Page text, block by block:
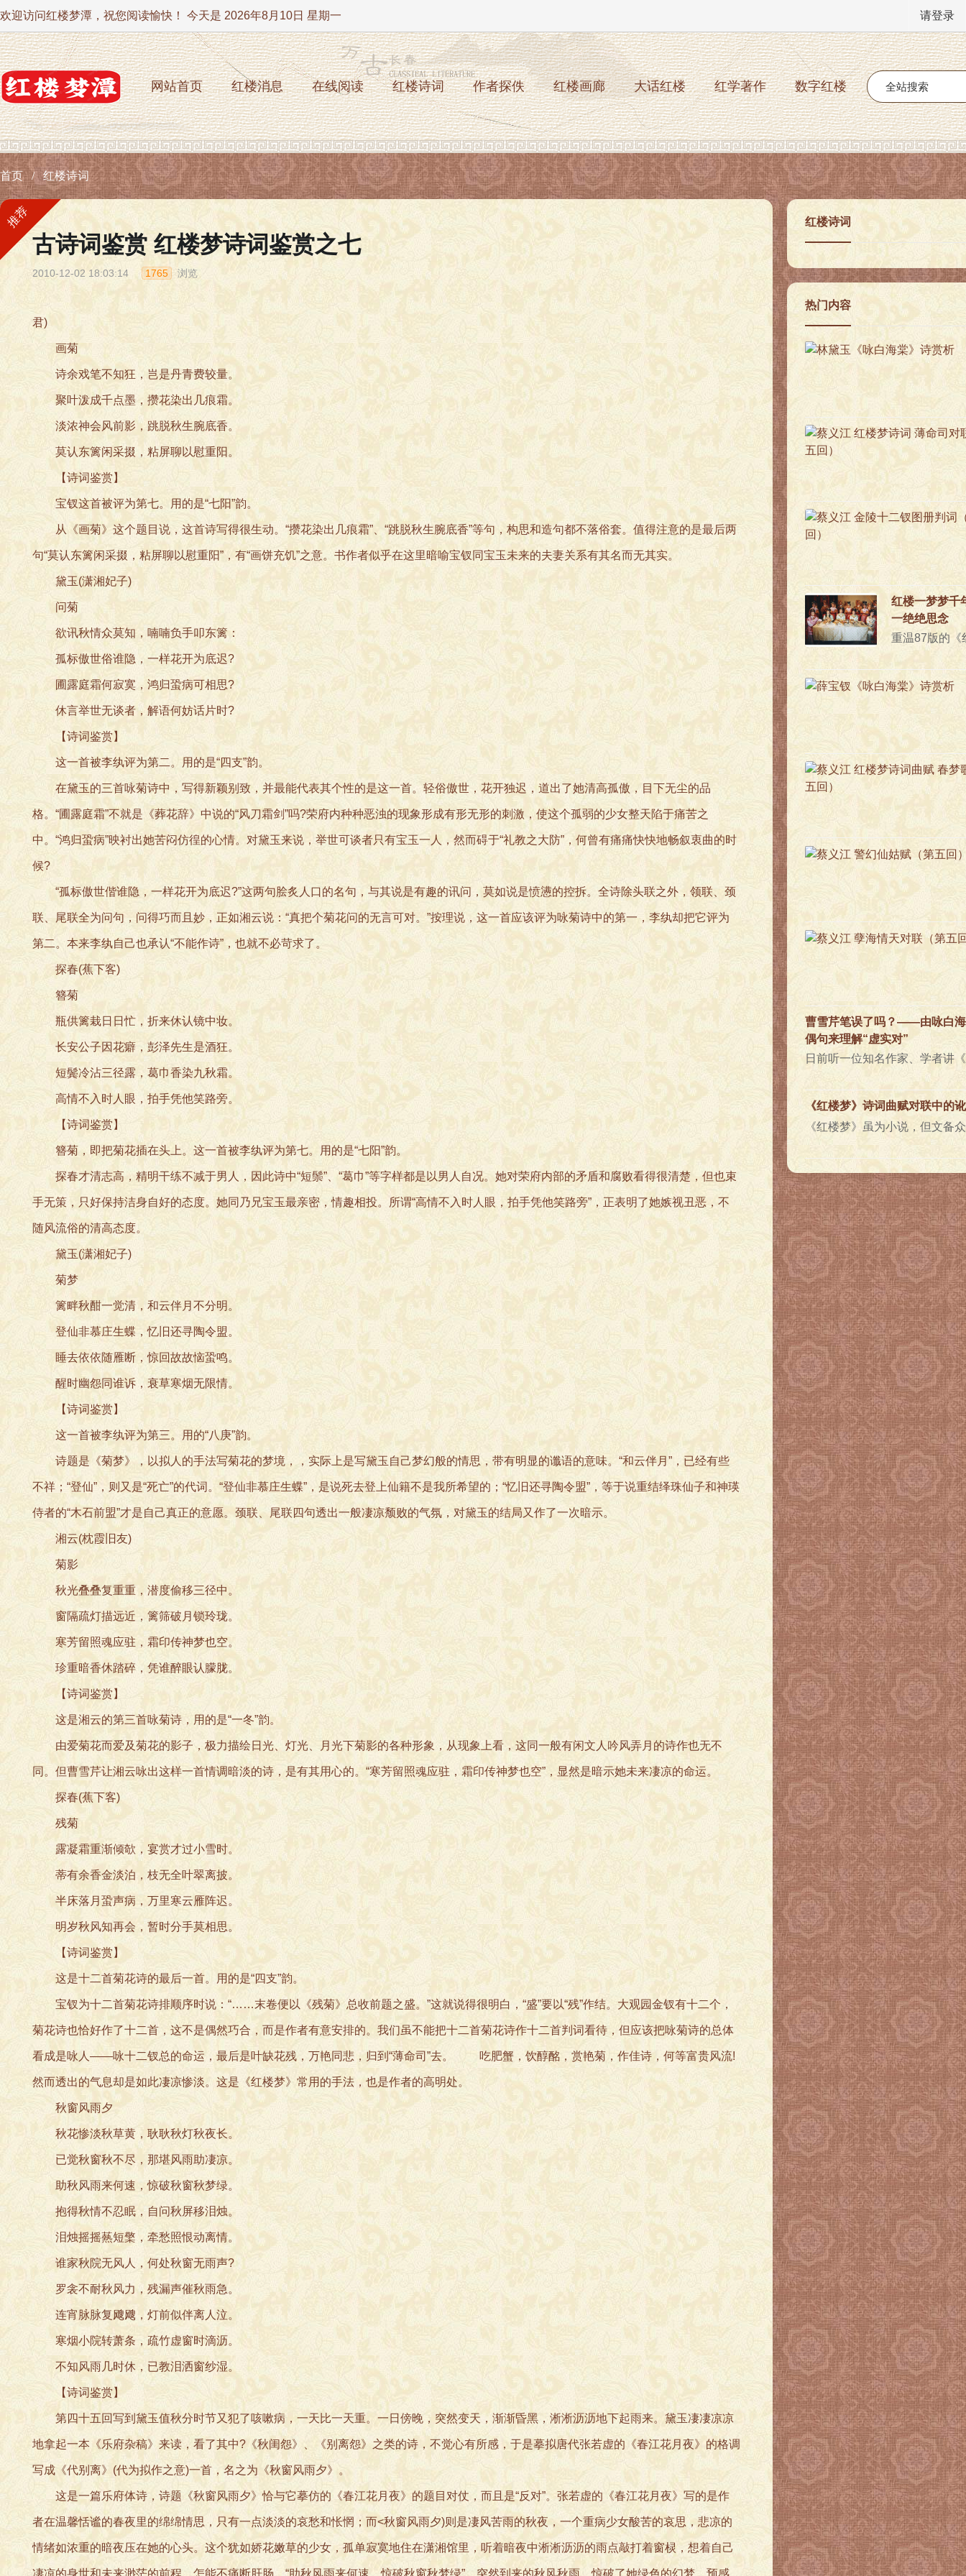
欢迎访问红楼梦潭，祝您阅读愉快！ 今天是 2026年8月10日 星期一 请登录
网站首页 红楼消息 在线阅读 红楼诗词 作者探佚 红楼画廊 大话红楼 红学著作 数字红楼
首页 红楼诗词
推荐
古诗词鉴赏 红楼梦诗词鉴赏之七
2010-12-02 18:03:14 1765 浏览
君)
画菊
诗余戏笔不知狂，岂是丹青费较量。
聚叶泼成千点墨，攒花染出几痕霜。
淡浓神会风前影，跳脱秋生腕底香。
莫认东篱闲采掇，粘屏聊以慰重阳。
【诗词鉴赏】
宝钗这首被评为第七。用的是“七阳”韵。
从《画菊》这个题目说，这首诗写得很生动。“攒花染出几痕霜”、“跳脱秋生腕底香”等句，构思和造句都不落俗套。值得注意的是最后两
句“莫认东篱闲采掇，粘屏聊以慰重阳”，有“画饼充饥”之意。书作者似乎在这里暗喻宝钗同宝玉未来的夫妻关系有其名而无其实。
黛玉(潇湘妃子)
问菊
欲讯秋情众莫知，喃喃负手叩东篱：
孤标傲世俗谁隐，一样花开为底迟?
圃露庭霜何寂寞，鸿归蛩病可相思?
休言举世无谈者，解语何妨话片时?
【诗词鉴赏】
这一首被李纨评为第二。用的是“四支”韵。
在黛玉的三首咏菊诗中，写得新颖别致，并最能代表其个性的是这一首。轻俗傲世，花开独迟，道出了她清高孤傲，目下无尘的品
格。“圃露庭霜”不就是《葬花辞》中说的“风刀霜剑”吗?荣府内种种恶浊的现象形成有形无形的刺激，使这个孤弱的少女整天陷于痛苦之
中。“鸿归蛩病”映衬出她苦闷仿徨的心情。对黛玉来说，举世可谈者只有宝玉一人，然而碍于“礼教之大防”，何曾有痛痛快快地畅叙衷曲的时
候?
“孤标傲世偕谁隐，一样花开为底迟?”这两句脍炙人口的名句，与其说是有趣的讯问，莫如说是愤懑的控拆。全诗除头联之外，领联、颈
联、尾联全为问句，问得巧而且妙，正如湘云说：“真把个菊花问的无言可对。”按理说，这一首应该评为咏菊诗中的第一，李纨却把它评为
第二。本来李纨自己也承认“不能作诗”，也就不必苛求了。
探春(蕉下客)
簪菊
瓶供篱栽日日忙，折来休认镜中妆。
长安公子因花癖，彭泽先生是酒狂。
短鬓冷沾三径露，葛巾香染九秋霜。
高情不入时人眼，拍手凭他笑路旁。
【诗词鉴赏】
簪菊，即把菊花插在头上。这一首被李纨评为第七。用的是“七阳”韵。
探春才清志高，精明干练不减于男人，因此诗中“短鬃”、“葛巾”等字样都是以男人自况。她对荣府内部的矛盾和腐败看得很清楚，但也束
手无策，只好保持洁身自好的态度。她同乃兄宝玉最亲密，情趣相投。所谓“高情不入时人眼，拍手凭他笑路旁”，正表明了她嫉视丑恶，不
随风流俗的清高态度。
黛玉(潇湘妃子)
菊梦
篱畔秋酣一觉清，和云伴月不分明。
登仙非慕庄生蝶，忆旧还寻陶令盟。
睡去依依随雁断，惊回故故恼蛩鸣。
醒时幽怨同谁诉，衰草寒烟无限情。
【诗词鉴赏】
这一首被李纨评为第三。用的“八庚”韵。
诗题是《菊梦》，以拟人的手法写菊花的梦境，，实际上是写黛玉自己梦幻般的情思，带有明显的谶语的意味。“和云伴月”，已经有些
不祥；“登仙”，则又是“死亡”的代词。“登仙非慕庄生蝶”，是说死去登上仙籍不是我所希望的；“忆旧还寻陶令盟”，等于说重结绎珠仙子和神瑛
侍者的“木石前盟”才是自己真正的意愿。颈联、尾联四句透出一般凄凉颓败的气氛，对黛玉的结局又作了一次暗示。
湘云(枕霞旧友)
菊影
秋光叠叠复重重，潜度偷移三径中。
窗隔疏灯描远近，篱筛破月锁玲珑。
寒芳留照魂应驻，霜印传神梦也空。
珍重暗香休踏碎，凭谁醉眼认朦胧。
【诗词鉴赏】
这是湘云的第三首咏菊诗，用的是“一冬”韵。
由爱菊花而爱及菊花的影子，极力描绘日光、灯光、月光下菊影的各种形象，从现象上看，这同一般有闲文人吟风弄月的诗作也无不
同。但曹雪芹让湘云咏出这样一首情调暗淡的诗，是有其用心的。“寒芳留照魂应驻，霜印传神梦也空”，显然是暗示她未来凄凉的命运。
探春(蕉下客)
残菊
露凝霜重渐倾欹，宴赏才过小雪时。
蒂有余香金淡泊，枝无全叶翠离披。
半床落月蛩声病，万里寒云雁阵迟。
明岁秋风知再会，暂时分手莫相思。
【诗词鉴赏】
这是十二首菊花诗的最后一首。用的是“四支”韵。
宝钗为十二首菊花诗排顺序时说：“……末卷便以《残菊》总收前题之盛。”这就说得很明白，“盛”要以“残”作结。大观园金钗有十二个，
菊花诗也恰好作了十二首，这不是偶然巧合，而是作者有意安排的。我们虽不能把十二首菊花诗作十二首判词看待，但应该把咏菊诗的总体
看成是咏人——咏十二钗总的命运，最后是叶缺花残，万艳同悲，归到“薄命司”去。 吃肥蟹，饮醇酩，赏艳菊，作佳诗，何等富贵风流!
然而透出的气息却是如此凄凉惨淡。这是《红楼梦》常用的手法，也是作者的高明处。
秋窗风雨夕
秋花惨淡秋草黄，耿耿秋灯秋夜长。
已觉秋窗秋不尽，那堪风雨助凄凉。
助秋风雨来何速，惊破秋窗秋梦绿。
抱得秋情不忍眠，自问秋屏移泪烛。
泪烛摇摇爇短檠，牵愁照恨动离情。
谁家秋院无风人，何处秋窗无雨声?
罗衾不耐秋风力，残漏声催秋雨急。
连宵脉脉复飕飕，灯前似伴离人泣。
寒烟小院转萧条，疏竹虚窗时滴沥。
不知风雨几时休，已教泪洒窗纱湿。
【诗词鉴赏】
第四十五回写到黛玉值秋分时节又犯了咳嗽病，一天比一天重。一日傍晚，突然变天，渐渐昏黑，淅淅沥沥地下起雨来。黛玉凄凄凉凉
地拿起一本《乐府杂稿》来读，看了其中?《秋闺怨》、《别离怨》之类的诗，不觉心有所感，于是摹拟唐代张若虚的《春江花月夜》的格调
写成《代别离》(代为拟作之意)一首，名之为《秋窗风雨夕》。
这是一篇乐府体诗，诗题《秋窗风雨夕》恰与它摹仿的《春江花月夜》的题目对仗，而且是“反对”。张若虚的《春江花月夜》写的是作
者在温馨恬谧的春夜里的绵绵情思，只有一点淡淡的哀愁和怅惘；而<秋窗风雨夕)则是凄风苦雨的秋夜，一个重病少女酸苦的哀思，悲凉的
情绪如浓重的暗夜压在她的心头。这个犹如娇花嫩草的少女，孤单寂寞地住在潇湘馆里，听着暗夜中淅淅沥沥的雨点敲打着窗棂，想着自己
凄凉的身世和未来渺茫的前程，怎能不痛断肝肠。“助秋风雨来何速，惊破秋窗秋梦绿”，突然到来的秋风秋雨，惊破了她绿色的幻梦，预感
红楼诗词
热门内容
红楼一梦梦千
一绝绝思念
曹雪芹笔误了吗？——由咏白
偶句来理解“虚实对”
《红楼梦》诗词曲赋对联中的